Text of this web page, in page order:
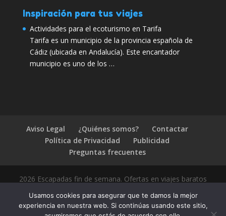
Inspiración para tus viajes
Actividades para el ecoturismo en Tarifa
Tarifa es un municipio de la provincia española de
Cádiz (ubicada en Andalucía). Este encantador
municipio es uno de los …
Aviso Legal ¿Quiénes somos?
Contactar
Política de Privacidad
Publicidad
Preguntas frecuentes
2026 Escapadas fin de semana. Ofertas en viajes baratos
Usamos cookies para asegurar que te damos la mejor
experiencia en nuestra web. Si continúas usando este sitio,